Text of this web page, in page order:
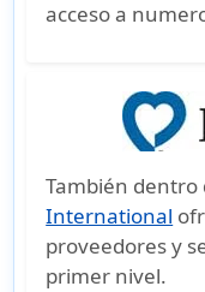
picture_as_pdf
acceso a
También dentro
International
proveedores y
primer nivel.